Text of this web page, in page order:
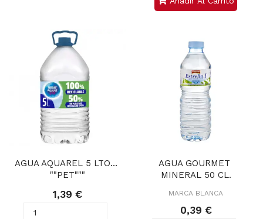
AGUA AQUAREL 5 LTOS.
""PET"""
1,39 €
AGUA GOURMET
MINERAL 50 CL.
MARCA BLANCA
0,39 €